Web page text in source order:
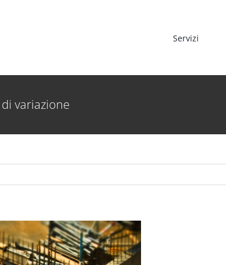
Servizi
variazione